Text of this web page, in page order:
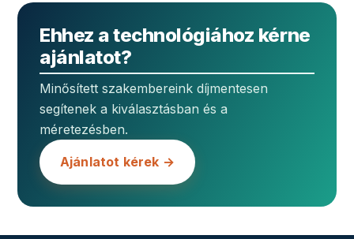
Ehhez a technológiához kérne
ajánlatot?
Minősített szakembereink díjmentesen
segítenek a kiválasztásban és a
méretezésben.
Ajánlatot kérek →